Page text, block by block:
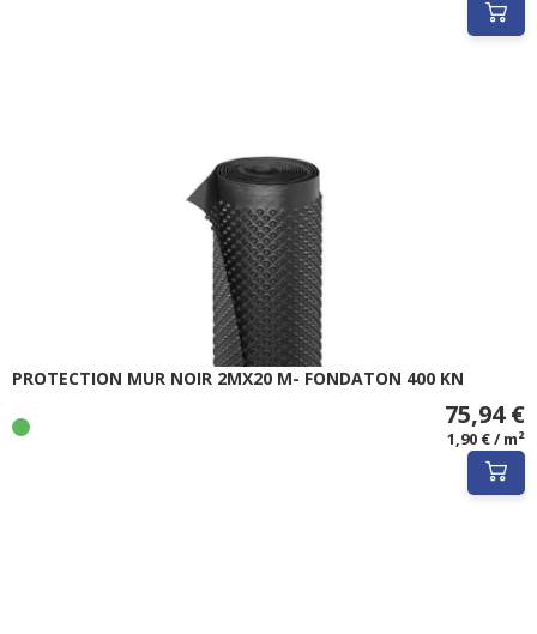
PROTECTION MUR NOIR 2MX20 M- FONDATON 400 KN
75,94 €
1,90 € / m²